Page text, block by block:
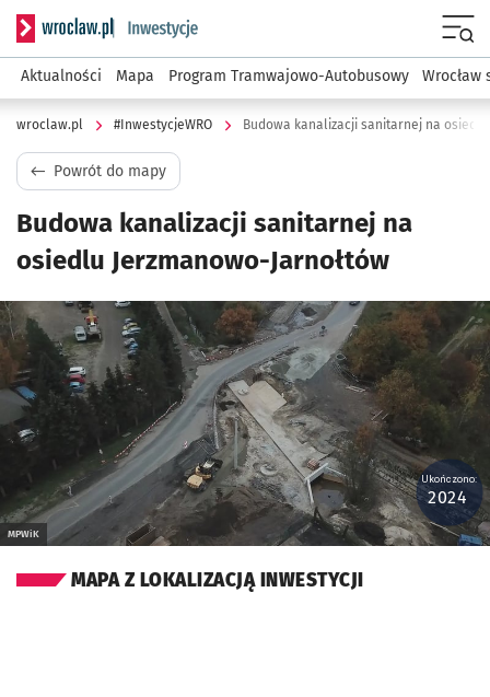
Serwis informacyjny wroclaw.pl podserwis:
Aktualności Mapa Program Tramwajowo-Autobusowy Wrocław
wroclaw.pl #InwestycjeWRO Budowa kanalizacji sanitarnej na
Powrót do mapy
Budowa kanalizacji sanitarnej na
osiedlu Jerzmanowo-Jarnołtów
Kliknij, aby powiększyć
MPWiK
Ukończono:
2024
MAPA Z LOKALIZACJĄ INWESTYCJI